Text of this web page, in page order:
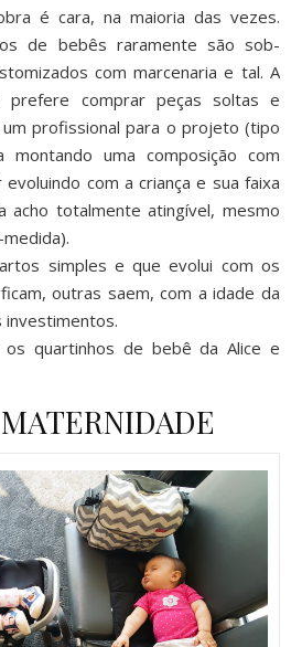
é cara, na maioria das vezes.
de bebês raramente são sob-
com marcenaria e tal. A
prefere comprar peças soltas e
profissional para o projeto (tipo
uma composição com
com a criança e sua faixa
acho totalmente atingível, mesmo
simples e que evolui com os
outras saem, com a idade da
investimentos.
os quartinhos de bebê daAlice e